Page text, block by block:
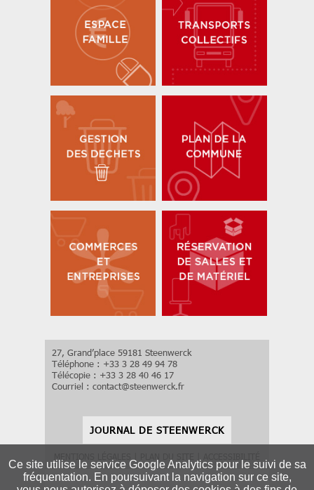
Ce site utilise le service Google Analytics pour le suivi de sa
fréquentation. En poursuivant la navigation sur ce site,
27, Grand’place 59181 Steenwerck
Téléphone : +33 3 28 49 94 78
Télécopie : +33 3 28 40 46 17
Courriel : contact@steenwerck.fr
JOURNAL DE STEENWERCK